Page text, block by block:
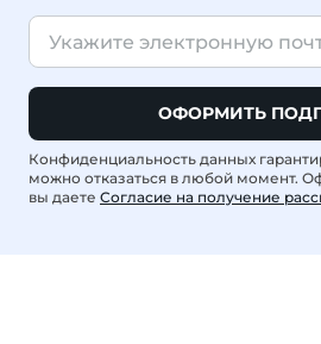
ОФОРМИТЬ
Конфиденциальность данных
можно отказаться в любой момент.
вы даете Согласие на получение